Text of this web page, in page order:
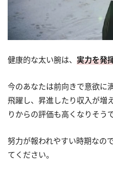
健康的な太い腕は、 実力を発
今のあなたは前向きで意欲に
飛躍し、昇進したり収入が増
りからの評価も高くなりそうで
努力が報われやすい時期なの
てください。